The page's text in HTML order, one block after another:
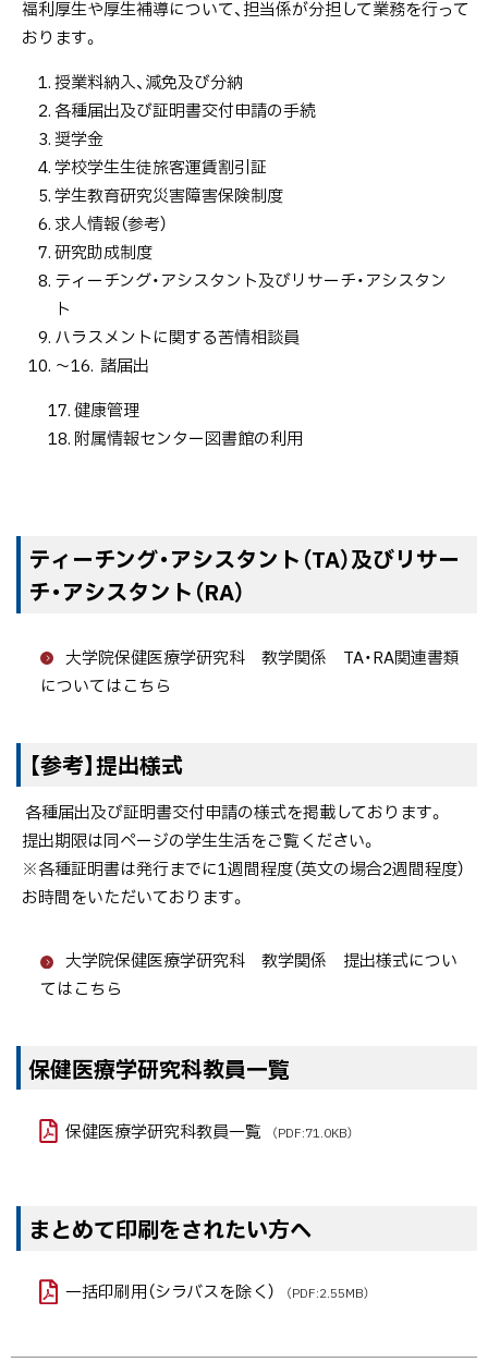
福利厚生や厚生補導について、担当係が分担して業務を行って
おります。
授業料納入、減免及び分納
各種届出及び証明書交付申請の手続
奨学金
学校学生生徒旅客運賃割引証
学生教育研究災害障害保険制度
求人情報（参考）
研究助成制度
ティーチング・アシスタント及びリサーチ・アシスタン
ト
ハラスメントに関する苦情相談員
～16. 諸届出
17. 健康管理
18. 附属情報センター図書館の利用
ティーチング・アシスタント（TA）及びリサー
チ・アシスタント（RA）
大学院保健医療学研究科 教学関係 TA・RA関連書類
についてはこちら
【参考】提出様式
各種届出及び証明書交付申請の様式を掲載しております。
提出期限は同ページの学生生活をご覧ください。
※各種証明書は発行までに1週間程度（英文の場合2週間程度）
お時間をいただいております。
大学院保健医療学研究科 教学関係 提出様式につい
てはこちら
保健医療学研究科教員一覧
保健医療学研究科教員一覧 （PDF:71.0KB）
まとめて印刷をされたい方へ
一括印刷用（シラバスを除く） （PDF:2.55MB）
ト